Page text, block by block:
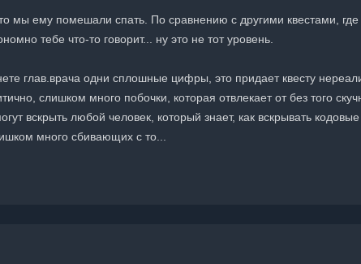
мы ему помешали спать. По сравнению с другими квестами, где
тебе что-то говорит... ну это не тот уровень.
глав.врача одни сплошные цифры, это придает квесту
слишком много побочки, которая отвлекает от без того
вскрыть любой человек, который знает, как вскрывать
много сбивающих с то...